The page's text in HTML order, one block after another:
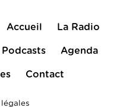
Accueil La Radio
Podcasts Agenda
Contact